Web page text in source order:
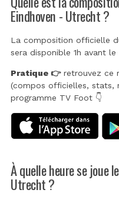
Eindhoven - Utrecht ?
La composition officielle
sera disponible 1h avant le
Pratique 👉retrouvez ce
(compos officielles, stats,
programme TV Foot 👇
À quelle heure se joue
Utrecht ?